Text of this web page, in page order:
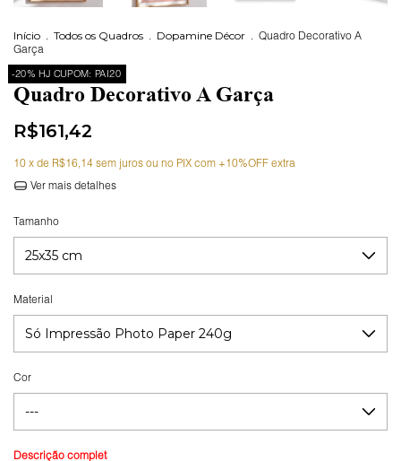
Início . Todos os Quadros . Dopamine Décor . Quadro Decorativo A
Garça
-20% HJ CUPOM: PAI20
Quadro Decorativo A Garça
R$161,42
10 x de R$16,14 sem juros
Ver mais detalhes
Tamanho
Material
Cor